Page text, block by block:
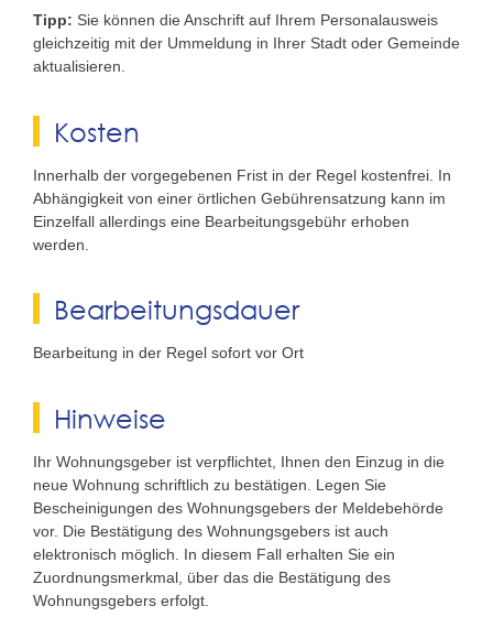
Tipp: Sie können die Anschrift auf Ihrem Personalausweis
gleichzeitig mit der Ummeldung in Ihrer Stadt oder Gemeinde
aktualisieren.
Kosten
Innerhalb der vorgegebenen Frist in der Regel kostenfrei. In
Abhängigkeit von einer örtlichen Gebührensatzung kann im
Einzelfall allerdings eine Bearbeitungsgebühr erhoben
werden.
Bearbeitungsdauer
Bearbeitung in der Regel sofort vor Ort
Hinweise
Ihr Wohnungsgeber ist verpflichtet, Ihnen den Einzug in die
neue Wohnung schriftlich zu bestätigen. Legen Sie
Bescheinigungen des Wohnungsgebers der Meldebehörde
vor. Die Bestätigung des Wohnungsgebers ist auch
elektronisch möglich. In diesem Fall erhalten Sie ein
Zuordnungsmerkmal, über das die Bestätigung des
Wohnungsgebers erfolgt.